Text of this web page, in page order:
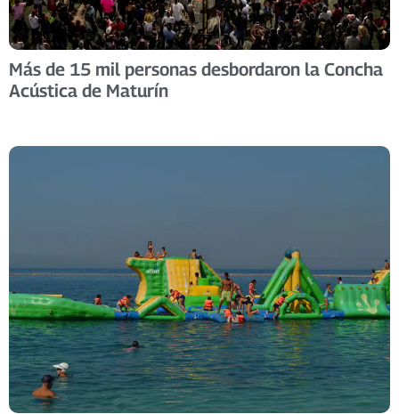
Más de 15 mil personas desbordaron la Concha
Acústica de Maturín